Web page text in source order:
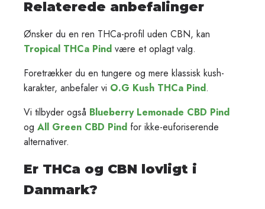
Relaterede anbefalinger
Ønsker du en ren THCa-profil uden CBN, kan
Tropical THCa Pind være et oplagt valg.
Foretrækker du en tungere og mere klassisk kush-
karakter, anbefaler vi O.G Kush THCa Pind.
Vi tilbyder også Blueberry Lemonade CBD Pind
og All Green CBD Pind for ikke-euforiserende
alternativer.
Er THCa og CBN lovligt i
Danmark?